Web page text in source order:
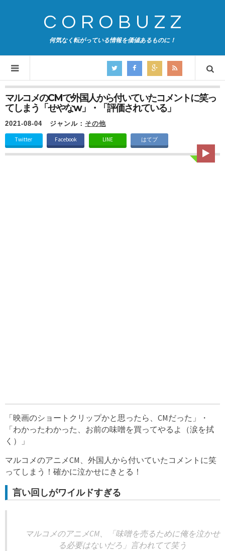
COROBUZZ
何気なく転がっている情報を価値あるものに！
マルコメのCMで外国人から付いていたコメントに笑っ
てしまう「せやなw」・「評価されている」
2021-08-04 ジャンル： その他
Twitter Facebook LINE はてブ
「映画のショートクリップかと思ったら、CMだった」・
「わかったわかった、お前の味噌を買ってやるよ（涙を拭
く）」
マルコメのアニメCM、外国人から付いていたコメントに笑
ってしまう！確かに泣かせにきとる！
言い回しがワイルドすぎる
マルコメのアニメCM、「味噌を売るために俺を泣かせ
る必要はないだろ」言われてて笑う